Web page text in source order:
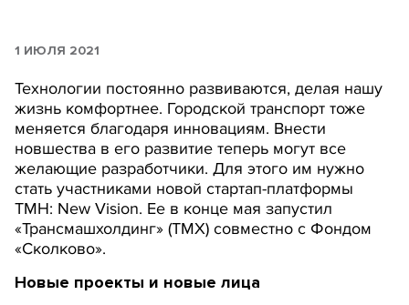
1 ИЮЛЯ 2021
Технологии постоянно развиваются, делая нашу
жизнь комфортнее. Городской транспорт тоже
меняется благодаря инновациям. Внести
новшества в его развитие теперь могут все
желающие разработчики. Для этого им нужно
стать участниками новой стартап-платформы
TMH: New Vision. Ее в конце мая запустил
«Трансмашхолдинг» (ТМХ) совместно с Фондом
«Сколково».
Новые проекты и новые лица